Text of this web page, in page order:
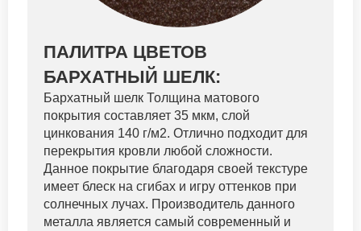
ПАЛИТРА ЦВЕТОВ
БАРХАТНЫЙ ШЕЛК:
Бархатный шелк Толщина матового
покрытия составляет 35 мкм, слой
цинкования 140 г/м2. Отлично подходит для
перекрытия кровли любой сложности.
Данное покрытие благодаря своей текстуре
имеет блеск на сгибах и игру оттенков при
солнечных лучах. Производитель данного
металла является самый современный и